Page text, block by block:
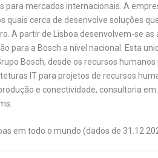
para mercados internacionais. A
cerca de desenvolve soluções
A partir de Lisboa desenvolvem-se as
para a Bosch a nível nacional. Esta
Bosch, desde os recursos
IT para projetos de recursos
e conectividade, consultoria
em todo o mundo (dados de